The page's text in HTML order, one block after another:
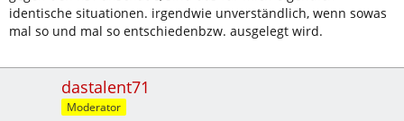
identische situationen. irgendwie unverständlich, wenn sowas
mal so und mal so entschiedenbzw. ausgelegt wird.
dastalent71
Moderator